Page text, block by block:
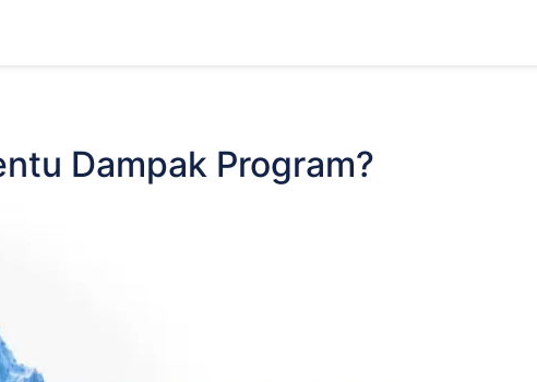
Dampak Program?